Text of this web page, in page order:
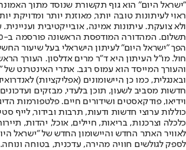
"ישראל היום" הוא גוף תקשורת שנוסד מתוך
ראוי לעיתונות טובה יותר, מאוזנת יותר ומדויקת
ולא צועקת. עיתונות אמינה, אובייקטיבית
הפך "ישראל היום" לעיתון הישראלי בעל שיעור
חול. מו"ל העיתון היא ד"ר מרים אדלסון. העורך
והעורך המייסד הוא עמוס רגב. אתרי האינטרנט של
חדשות מסביב לשעון, תוכן בלעדי, מבזקים
וידיאו, פודקאסטים ושידורים חיים. פלטפורמות
כוללות ערוצי חדשות ודעות, תרבות ובידור, לייף
לאוויר האתר החדש והיישומון החדש של "ישראל
לספק לגולשים חוויה מהירה, עדכנית, בטוחה